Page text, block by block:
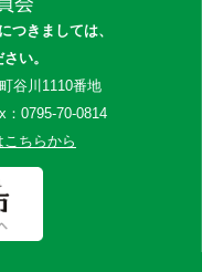
つきましては、
い。
谷川1110番地
：0795-70-0814
こちらから